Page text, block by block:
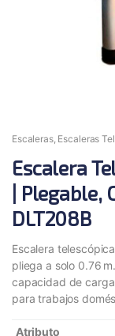
Escaleras, Escaleras
Escalera
| Plegable,
DLT208B
Escalera
pliega a solo 0.76
capacidad de
para trabajos
Atributo